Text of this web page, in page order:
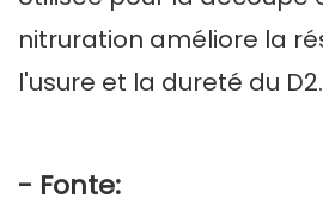
nitruration améliore la
l'usure et la dureté du D2.
- Fonte: